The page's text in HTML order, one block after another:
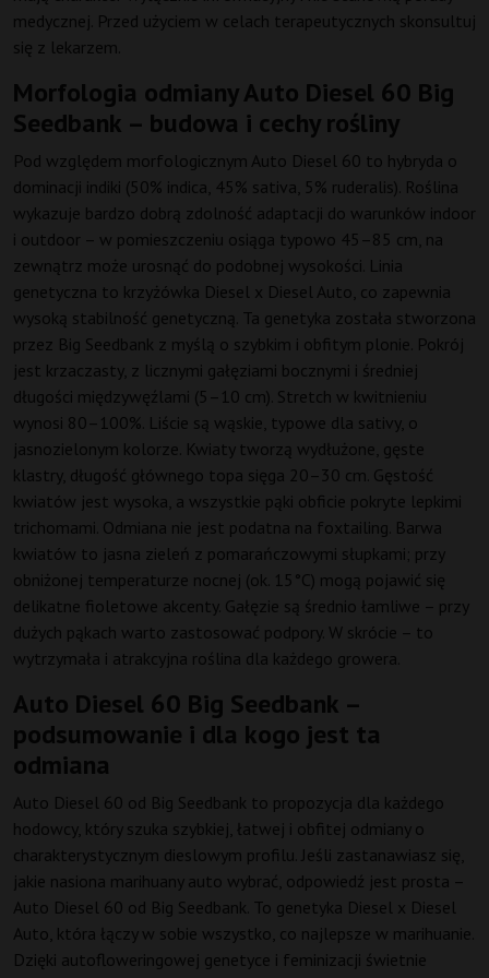
medycznej. Przed użyciem w celach terapeutycznych skonsultuj
się z lekarzem.
Morfologia odmiany Auto Diesel 60 Big
Seedbank – budowa i cechy rośliny
Pod względem morfologicznym Auto Diesel 60 to hybryda o
dominacji indiki (50% indica, 45% sativa, 5% ruderalis). Roślina
wykazuje bardzo dobrą zdolność adaptacji do warunków indoor
i outdoor – w pomieszczeniu osiąga typowo 45–85 cm, na
zewnątrz może urosnąć do podobnej wysokości. Linia
genetyczna to krzyżówka Diesel x Diesel Auto, co zapewnia
wysoką stabilność genetyczną. Ta genetyka została stworzona
przez Big Seedbank z myślą o szybkim i obfitym plonie. Pokrój
jest krzaczasty, z licznymi gałęziami bocznymi i średniej
długości międzywęźlami (5–10 cm). Stretch w kwitnieniu
wynosi 80–100%. Liście są wąskie, typowe dla sativy, o
jasnozielonym kolorze. Kwiaty tworzą wydłużone, gęste
klastry, długość głównego topa sięga 20–30 cm. Gęstość
kwiatów jest wysoka, a wszystkie pąki obficie pokryte lepkimi
trichomami. Odmiana nie jest podatna na foxtailing. Barwa
kwiatów to jasna zieleń z pomarańczowymi słupkami; przy
obniżonej temperaturze nocnej (ok. 15°C) mogą pojawić się
delikatne fioletowe akcenty. Gałęzie są średnio łamliwe – przy
dużych pąkach warto zastosować podpory. W skrócie – to
wytrzymała i atrakcyjna roślina dla każdego growera.
Auto Diesel 60 Big Seedbank –
podsumowanie i dla kogo jest ta
odmiana
Auto Diesel 60 od Big Seedbank to propozycja dla każdego
hodowcy, który szuka szybkiej, łatwej i obfitej odmiany o
charakterystycznym dieslowym profilu. Jeśli zastanawiasz się,
jakie nasiona marihuany auto wybrać, odpowiedź jest prosta –
Auto Diesel 60 od Big Seedbank. To genetyka Diesel x Diesel
Auto, która łączy w sobie wszystko, co najlepsze w marihuanie.
Dzięki autofloweringowej genetyce i feminizacji świetnie